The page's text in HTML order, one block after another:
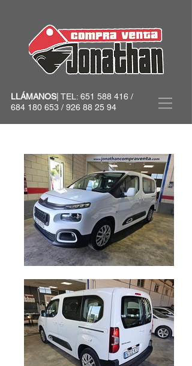
LLÁMANOS| TEL: 651 588 416 /
684 180 653 / 926 88 25 94